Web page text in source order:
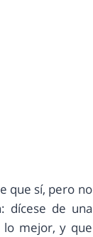
que sí, pero no
: dícese de una
lo mejor, y que